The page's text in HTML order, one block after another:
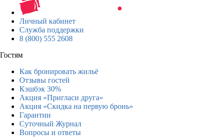
Личный кабинет
Служба поддержки
8 (800) 555 2608
Гостям
Как бронировать жильё
Отзывы гостей
Кэшбэк 30%
Акция «Пригласи друга»
Акция «Скидка на первую бронь»
Гарантии
Суточный Журнал
Вопросы и ответы